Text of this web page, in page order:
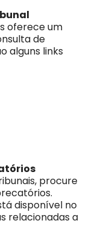
oferece um
de
alguns links
procure
disponível no
relacionadas a